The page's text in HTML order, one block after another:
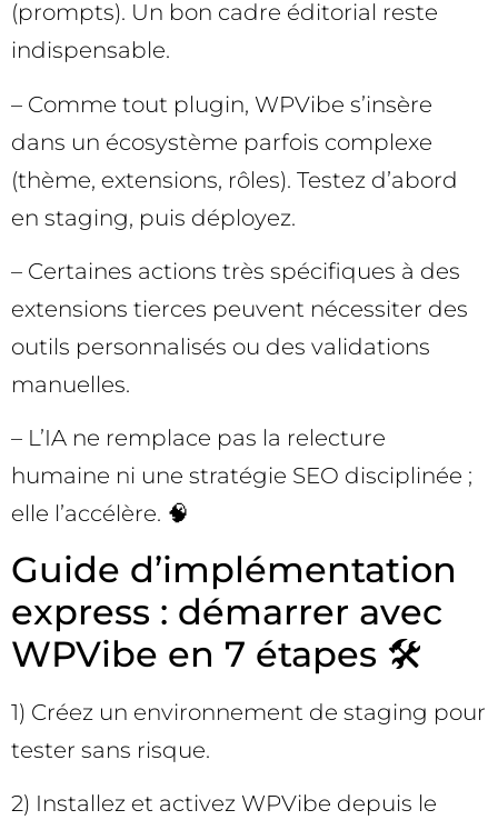
(prompts). Un bon cadre éditorial reste
indispensable.
– Comme tout plugin, WPVibe s’insère
dans un écosystème parfois complexe
(thème, extensions, rôles). Testez d’abord
en staging, puis déployez.
– Certaines actions très spécifiques à des
extensions tierces peuvent nécessiter des
outils personnalisés ou des validations
manuelles.
– L’IA ne remplace pas la relecture
humaine ni une stratégie SEO disciplinée ;
elle l’accélère. 🧠
Guide d’implémentation
express : démarrer avec
WPVibe en 7 étapes 🛠️
1) Créez un environnement de staging pour
tester sans risque.
2) Installez et activez WPVibe depuis le